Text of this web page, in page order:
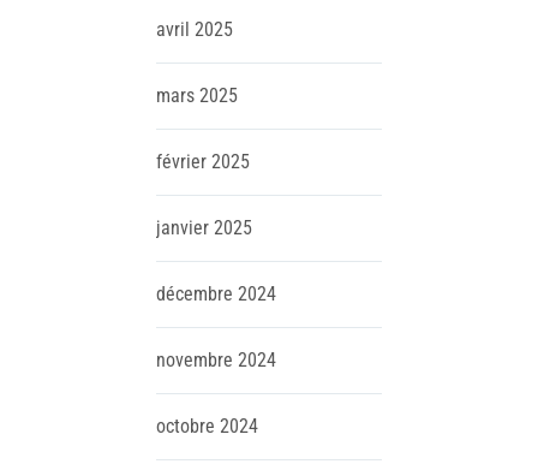
avril 2025
mars 2025
février 2025
janvier 2025
décembre 2024
novembre 2024
octobre 2024